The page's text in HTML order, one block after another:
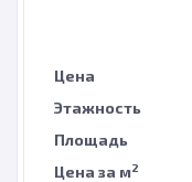
Цена
Этажность
Площадь
Цена за м2